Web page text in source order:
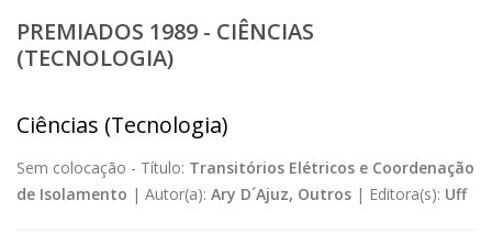
PREMIADOS 1989 - CIÊNCIAS
(TECNOLOGIA)
Ciências (Tecnologia)
Sem colocação - Título: Transitórios Elétricos e Coordenação
de Isolamento | Autor(a): Ary D´Ajuz, Outros | Editora(s): Uff